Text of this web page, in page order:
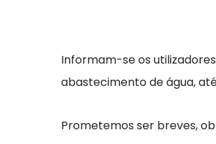
Informam-se os
abastecimento de água,
Prometemos ser breves,